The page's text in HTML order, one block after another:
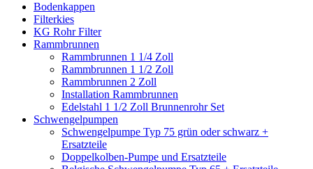
Bodenkappen
Filterkies
KG Rohr Filter
Rammbrunnen
Rammbrunnen 1 1/4 Zoll
Rammbrunnen 1 1/2 Zoll
Rammbrunnen 2 Zoll
Installation Rammbrunnen
Edelstahl 1 1/2 Zoll Brunnenrohr Set
Schwengelpumpen
Schwengelpumpe Typ 75 grün oder schwarz +
Ersatzteile
Doppelkolben-Pumpe und Ersatzteile